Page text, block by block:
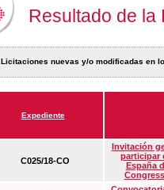
Resultado de la
Licitaciones nuevas y/o modificadas en
Expediente
C025/18-CO
Invitación
participar
España